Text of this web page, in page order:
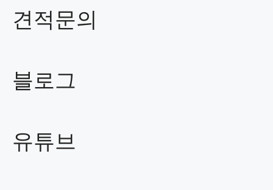
견적문의
블로그
유튜브